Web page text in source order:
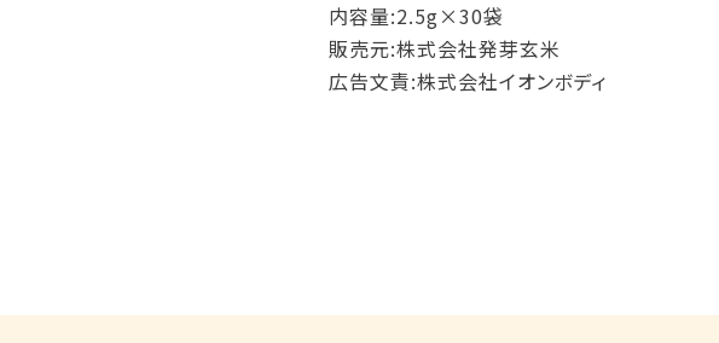
内容量:2.5g×30袋
販売元:株式会社発芽玄米
広告文責:株式会社イオンボディ